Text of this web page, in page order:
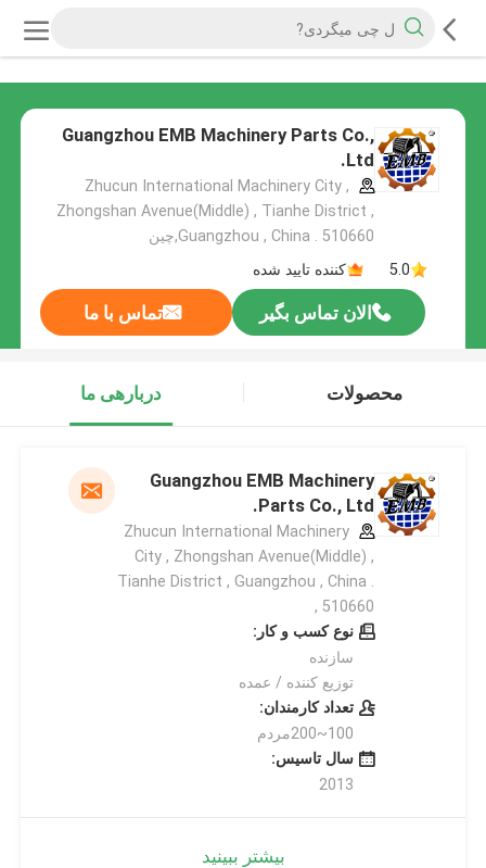
Guangzhou EMB Machinery Parts Co.,
Ltd.
Zhucun International Machinery City ,
Zhongshan Avenue(Middle) , Tianhe District ,
Guangzhou , China . 510660,چین
5.0
کننده تایید شده
الان تماس بگیر تماس با ما
محصولات دربارهی ما
Guangzhou EMB Machinery
Parts Co., Ltd.
Zhucun International Machinery
City , Zhongshan Avenue(Middle) ,
Tianhe District , Guangzhou , China .
510660 ,
نوع کسب و کار:
سازنده
توزیع کننده / عمده
تعداد کارمندان:
100~200مردم
سال تاسیس:
2013
بیشتر ببینید